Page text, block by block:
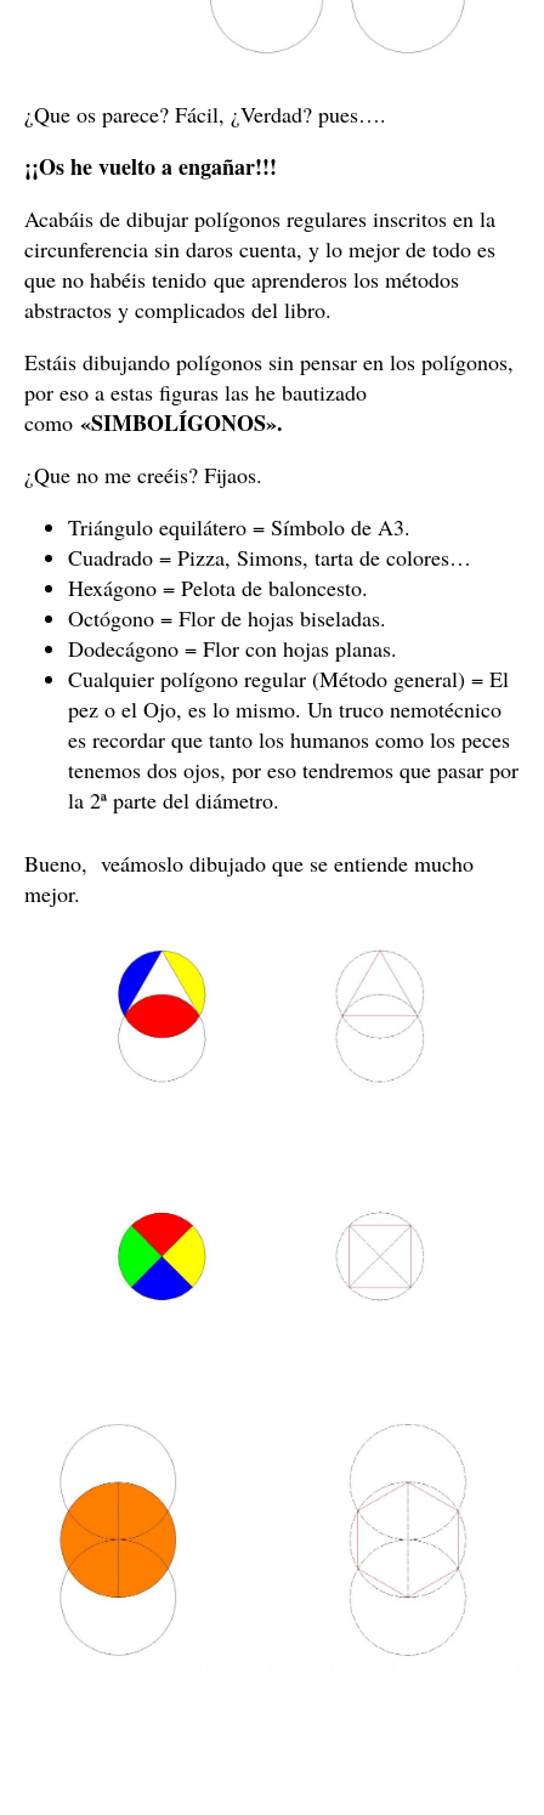
¿Que os parece? Fácil, ¿Verdad? pues….
¡¡Os he vuelto a engañar!!!
Acabáis de dibujar polígonos regulares inscritos en la
circunferencia sin daros cuenta, y lo mejor de todo es
que no habéis tenido que aprenderos los métodos
abstractos y complicados del libro.
Estáis dibujando polígonos sin pensar en los polígonos,
por eso a estas figuras las he bautizado
como «SIMBOLÍGONOS».
¿Que no me creéis? Fijaos.
Triángulo equilátero = Símbolo de A3.
Cuadrado = Pizza, Simons, tarta de colores…
Hexágono = Pelota de baloncesto.
Octógono = Flor de hojas biseladas.
Dodecágono = Flor con hojas planas.
Cualquier polígono regular (Método general) = El
pez o el Ojo, es lo mismo. Un truco nemotécnico
es recordar que tanto los humanos como los peces
tenemos dos ojos, por eso tendremos que pasar por
la 2ª parte del diámetro.
Bueno, veámoslo dibujado que se entiende mucho
mejor.